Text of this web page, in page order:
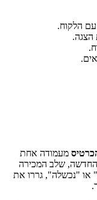
הלקוח.
הצגה.
מעמודה אחת
שלב המכירה
או "נכשלה", גררו את